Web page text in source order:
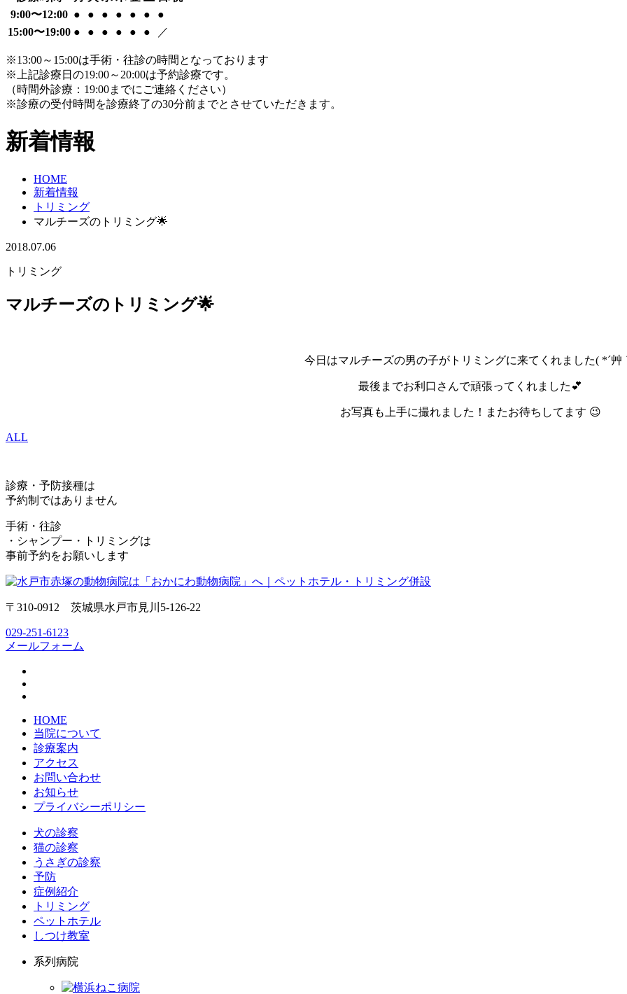
9:00〜12:00 ● ● ● ● ● ●
●
15:00〜19:00 ● ● ● ● ● ● ／
※13:00～15:00は手術・往診の時間となっております
※上記診療日の19:00～20:00は予約診療です。
（時間外診療：19:00までにご連絡ください）
※診療の受付時間を診療終了の30分前までとさせていただきます。
新着情報
HOME
新着情報
トリミング
マルチーズのトリミング🌟
2018.07.06
トリミング
マルチーズのトリミング🌟
今日はマルチーズの男の子がトリミングに来てくれました( *´艸
最後までお利口さんで頑張ってくれました💕
お写真も上手に撮れました！またお待ちしてます 😉
ALL
診療・予防接種は
予約制ではありません
手術・往診
・シャンプー・トリミングは
事前予約をお願いします
〒310-0912 茨城県水戸市見川5-126-22
029-251-6123
メールフォーム
HOME
当院について
診療案内
アクセス
お問い合わせ
お知らせ
プライバシーポリシー
犬の診察
猫の診察
うさぎの診察
予防
症例紹介
トリミング
ペットホテル
しつけ教室
系列病院